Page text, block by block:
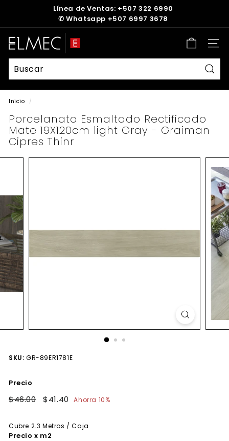
diapositivas
pausa
Línea de Ventas: +507 322 6990
✆ Whatsapp +507 6997 3678
E
L
M
E
C
Inicio /
Porcelanato Esmaltado Rectificado
Mate 19X120cm light Gray - Graiman
Cipres Thinr
SKU: GR-89ER1781E
Precio
Precio
$46.00$46.00
Precio
$41.40 $41.40
Ahorra 10%
Cubre 2.3 Metros / Caja
Precio x m2